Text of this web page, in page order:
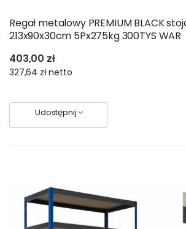
Regał metalowy PREMIUM BLACK
213x90x30cm 5Px275kg 300TYS WAR
403,00 zł
327,64 złnetto
Udostępnij